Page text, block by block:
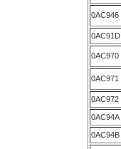
0AC946
0AC91D
0AC970
0AC971
0AC972
0AC94A
0AC94B